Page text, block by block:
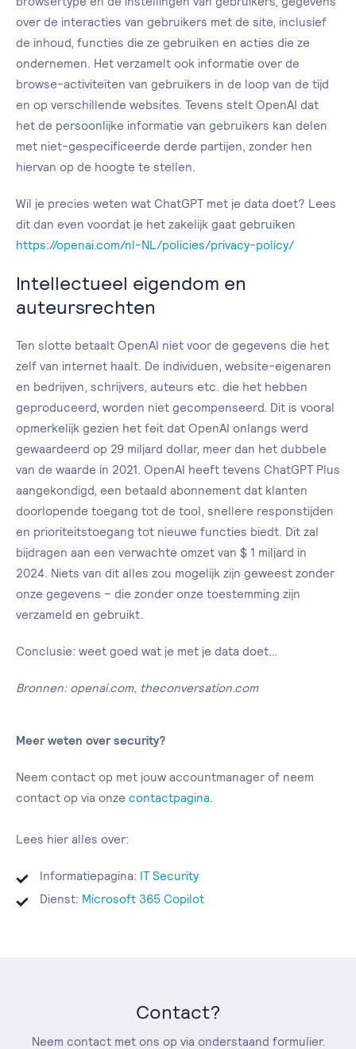
over de interacties van gebruikers met de site, inclusief
de inhoud, functies die ze gebruiken en acties die ze
ondernemen. Het verzamelt ook informatie over de
browse-activiteiten van gebruikers in de loop van de tijd
en op verschillende websites. Tevens stelt OpenAI dat
het de persoonlijke informatie van gebruikers kan delen
met niet-gespecificeerde derde partijen, zonder hen
hiervan op de hoogte te stellen.
Wil je precies weten wat ChatGPT met je data doet? Lees
dit dan even voordat je het zakelijk gaat gebruiken
https://openai.com/nl-NL/policies/privacy-policy/
Intellectueel eigendom en
auteursrechten
Ten slotte betaalt OpenAI niet voor de gegevens die het
zelf van internet haalt. De individuen, website-eigenaren
en bedrijven, schrijvers, auteurs etc. die het hebben
geproduceerd, worden niet gecompenseerd. Dit is vooral
opmerkelijk gezien het feit dat OpenAI onlangs werd
gewaardeerd op 29 miljard dollar, meer dan het dubbele
van de waarde in 2021. OpenAI heeft tevens ChatGPT Plus
aangekondigd, een betaald abonnement dat klanten
doorlopende toegang tot de tool, snellere responstijden
en prioriteitstoegang tot nieuwe functies biedt. Dit zal
bijdragen aan een verwachte omzet van $ 1 miljard in
2024. Niets van dit alles zou mogelijk zijn geweest zonder
onze gegevens – die zonder onze toestemming zijn
verzameld en gebruikt.
Conclusie: weet goed wat je met je data doet…
Bronnen: openai.com, theconversation.com
Meer weten over security?
Neem contact op met jouw accountmanager of neem
contact op via onze contactpagina
Lees hier alles over:
Informatiepagina: IT Security
Dienst: Microsoft 365 Copilot
Contact?
Neem contact met ons op via onderstaand formulier.